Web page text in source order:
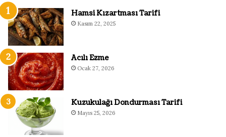
Hamsi Kızartması Tarifi
Kasım 22, 2025
Acılı Ezme
Ocak 27, 2026
Kuzukulağı Dondurması Tarifi
Mayıs 25, 2026